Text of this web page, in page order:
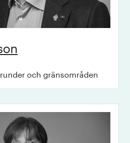
och gränsområden